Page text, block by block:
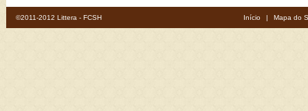
©2011-2012 Littera - FCSH Início | Mapa do